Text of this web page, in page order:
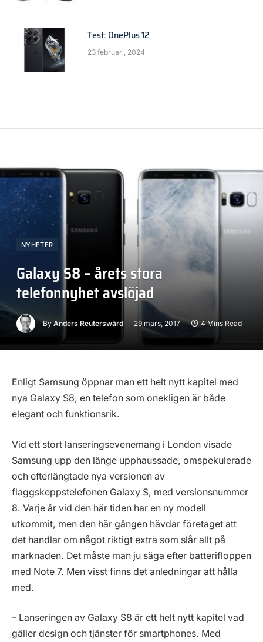
Test: OnePlus 12
23 februari, 2024
NYHETER
Galaxy S8 – årets stora
telefonnyhet avslöjad
By Anders Reuterswärd 29 mars, 2017 4 Mins Read
Enligt Samsung öppnar man ett helt nytt kapitel med
nya Galaxy S8, en telefon som onekligen är både
elegant och funktionsrik.
Vid ett stort lanseringsevenemang i London visade
Samsung upp den länge upphaussade, omspekulerade
och efterlängtade nya versionen av
flaggskeppstelefonen Galaxy S, med versionsnummer
8. Varje år vid den här tiden har en ny modell
utkommit, men den här gången hävdar företaget att
det handlar om något riktigt extra som slår allt på
marknaden. Det måste man ju säga efter batterifloppen
med Note 7. Men visst finns det anledningar att hålla
med.
– Lanseringen av Galaxy S8 är ett helt nytt kapitel vad
gäller design och tjänster för smartphones. Med